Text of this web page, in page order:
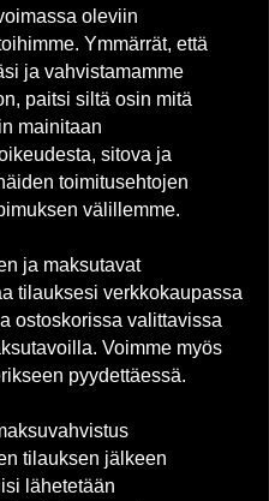
oleviin
Ymmärrät, että
ja vahvistamamme
paitsi siltä osin mitä
mainitaan
sitova ja
toimitusehtojen
välillemme.
ja maksutavat
tilauksesi verkkokaupassa
ostoskorissa valittavissa
Voimme myös
pyydettäessä.
tilauksen jälkeen
lähetetään